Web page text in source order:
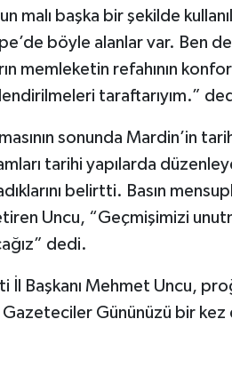
malı başka bir şekilde
böyle alanlar var. Ben
memleketin refahının
taraftarıyım.”
sonunda Mardin’in
tarihi yapılarda
belirtti. Basın
Uncu, “Geçmişimizi
dedi.
İl Başkanı Mehmet Uncu,
Gazeteciler Gününüzü bir kez